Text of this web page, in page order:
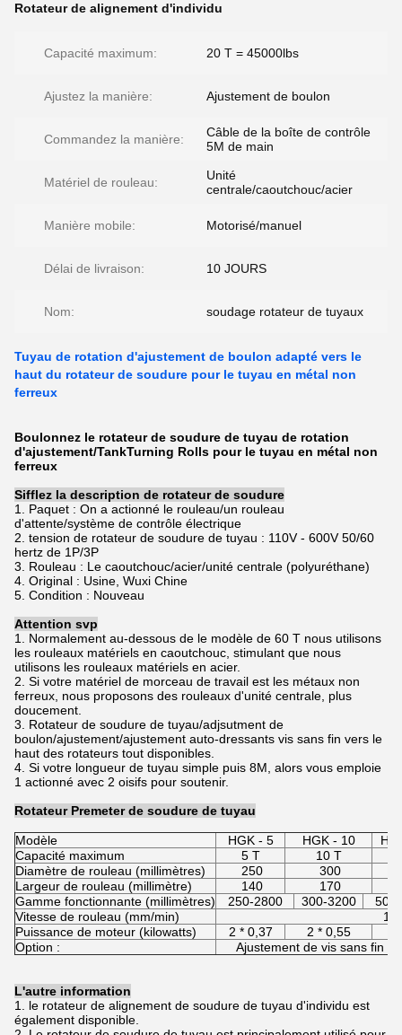
Rotateur de alignement d'individu
Capacité maximum: 20 T = 45000lbs
Ajustez la manière: Ajustement de boulon
Commandez la manière:
Câble de la boîte de contrôle
5M de main
Matériel de rouleau:
Unité
centrale/caoutchouc/acier
Manière mobile: Motorisé/manuel
Délai de livraison: 10 JOURS
Nom: soudage rotateur de tuyaux
Tuyau de rotation d'ajustement de boulon adapté vers le
haut du rotateur de soudure pour le tuyau en métal non
ferreux
Boulonnez le rotateur de soudure de tuyau de rotation
d'ajustement/TankTurning Rolls pour le tuyau en métal non
ferreux
Sifflez la description de rotateur de soudure
1. Paquet : On a actionné le rouleau/un rouleau
d'attente/système de contrôle électrique
2. tension de rotateur de soudure de tuyau : 110V - 600V 50/60
hertz de 1P/3P
3. Rouleau : Le caoutchouc/acier/unité centrale (polyuréthane)
4. Original : Usine, Wuxi Chine
5. Condition : Nouveau
Attention svp
1. Normalement au-dessous de le modèle de 60 T nous utilisons
les rouleaux matériels en caoutchouc, stimulant que nous
utilisons les rouleaux matériels en acier.
2. Si votre matériel de morceau de travail est les métaux non
ferreux, nous proposons des rouleaux d'unité centrale, plus
doucement.
3. Rotateur de soudure de tuyau/adjsutment de
boulon/ajustement/ajustement auto-dressants vis sans fin vers le
haut des rotateurs tout disponibles.
4. Si votre longueur de tuyau simple puis 8M, alors vous emploie
1 actionné avec 2 oisifs pour soutenir.
Rotateur Premeter de soudure de tuyau
Modèle HGK - 5 HGK - 10
Capacité maximum
5 T 10 T
Diamètre de rouleau (millimètres)
250 300
Largeur de rouleau (millimètre)
140 170
Gamme fonctionnante (millimètres)
250-2800 300-3200
Vitesse de rouleau (mm/min)
1 -
Puissance de moteur (kilowatts)
2 * 0,37 2 * 0,55
Option :
Ajustement de vis sans fin
L'autre information
1. le rotateur de alignement de soudure de tuyau d'individu est
également disponible.